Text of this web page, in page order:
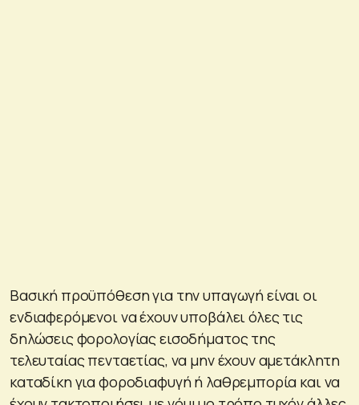
Βασική προϋπόθεση για την υπαγωγή είναι οι
ενδιαφερόμενοι να έχουν υποβάλει όλες τις
δηλώσεις φορολογίας εισοδήματος της
τελευταίας πενταετίας, να μην έχουν αμετάκλητη
καταδίκη για φοροδιαφυγή ή λαθρεμπορία και να